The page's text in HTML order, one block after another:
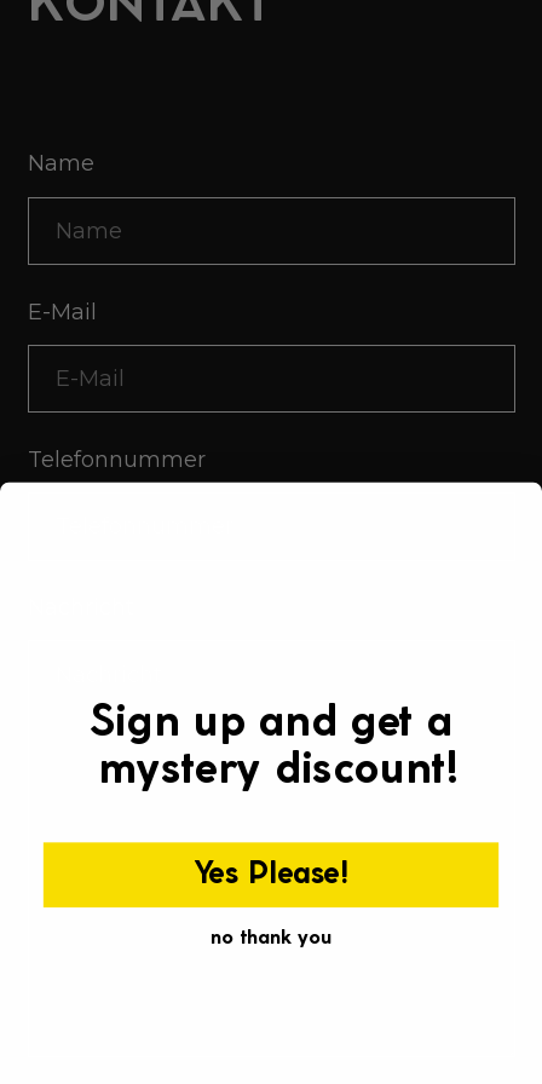
Name
E-Mail
Telefonnummer
Sign up and get a
mystery discount!
Yes Please!
no thank you